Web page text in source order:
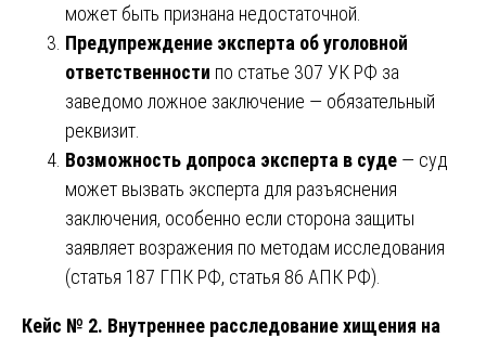
может быть признана недостаточной.
Предупреждение эксперта об уголовной
ответственности по статье 307 УК РФ за
заведомо ложное заключение — обязательный
реквизит.
Возможность допроса эксперта в суде — суд
может вызвать эксперта для разъяснения
заключения, особенно если сторона защиты
заявляет возражения по методам исследования
(статья 187 ГПК РФ, статья 86 АПК РФ).
Кейс № 2. Внутреннее расследование хищения на